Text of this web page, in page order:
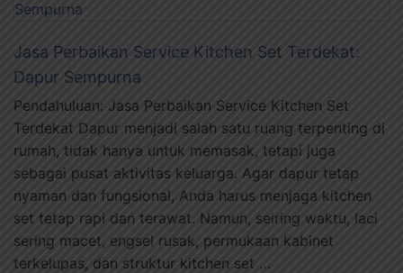
Jasa Perbaikan Service Kitchen Set Terdekat:
Dapur Sempurna
Pendahuluan: Jasa Perbaikan Service Kitchen Set
Terdekat Dapur menjadi salah satu ruang terpenting di
rumah, tidak hanya untuk memasak, tetapi juga
sebagai pusat aktivitas keluarga. Agar dapur tetap
nyaman dan fungsional, Anda harus menjaga kitchen
set tetap rapi dan terawat. Namun, seiring waktu, laci
sering macet, engsel rusak, permukaan kabinet
terkelupas, dan struktur kitchen set …